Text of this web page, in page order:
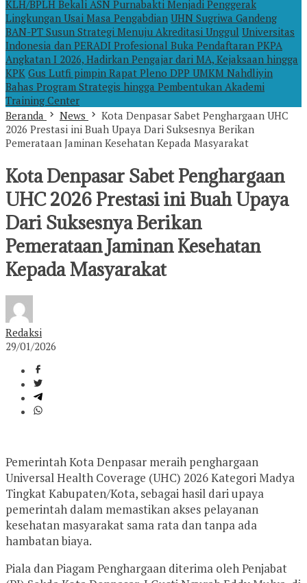
KLH/BPLH Bekali ASN Purnabakti Menjadi Penggerak
Lingkungan Usai Masa Pengabdian UHN Sugriwa Gandeng
BAN-PT Susun Strategi Menuju Akreditasi Unggul Universitas
Indonesia dan PERADI Profesional Buka Pendaftaran PKPA
Angkatan I 2026, Hadirkan Pengajar dari MA, Kejaksaan hingga
KPK Gus Lutfi pimpin Rapat Pleno DPP UMKM Nahdliyin
Bahas Program Strategis hingga Pembentukan Akademi
Training Center
Beranda
News
Kota Denpasar Sabet Penghargaan UHC
2026 Prestasi ini Buah Upaya Dari Suksesnya Berikan
Pemerataan Jaminan Kesehatan Kepada Masyarakat
Kota Denpasar Sabet Penghargaan
UHC 2026 Prestasi ini Buah Upaya
Dari Suksesnya Berikan
Pemerataan Jaminan Kesehatan
Kepada Masyarakat
Redaksi
29/01/2026
Pemerintah Kota Denpasar meraih penghargaan
Universal Health Coverage (UHC) 2026 Kategori Madya
Tingkat Kabupaten/Kota, sebagai hasil dari upaya
pemerintah dalam memastikan akses pelayanan
kesehatan masyarakat sama rata dan tanpa ada
hambatan biaya.
Piala dan Piagam Penghargaan diterima oleh Penjabat